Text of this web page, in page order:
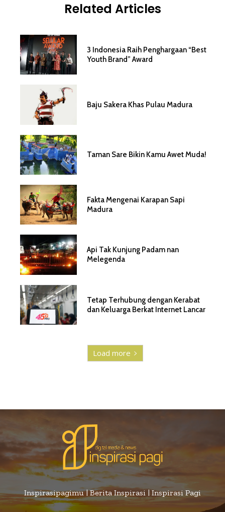
Related Articles
3 Indonesia Raih Penghargaan “Best
Youth Brand” Award
Baju Sakera Khas Pulau Madura
Taman Sare Bikin Kamu Awet Muda!
Fakta Mengenai Karapan Sapi
Madura
Api Tak Kunjung Padam nan
Melegenda
Tetap Terhubung dengan Kerabat
dan Keluarga Berkat Internet Lancar
Load more
Inspirasipagimu | Berita Inspirasi | Inspirasi Pagi